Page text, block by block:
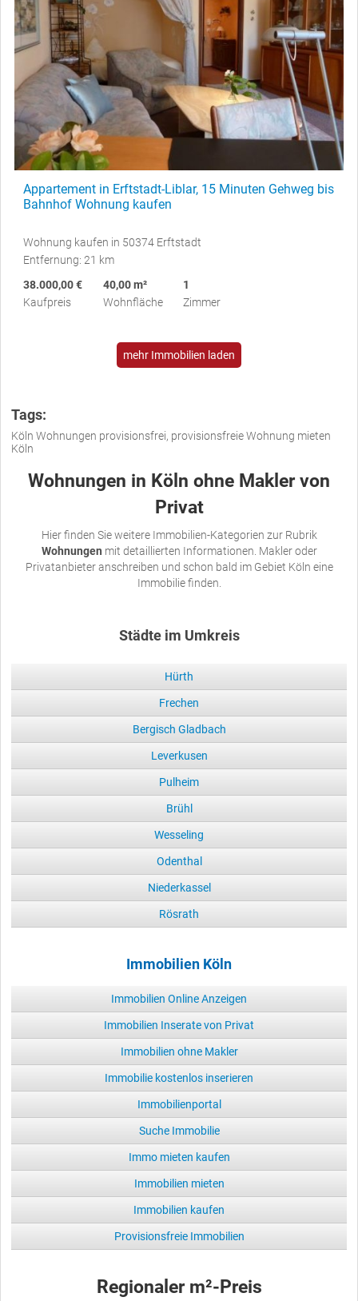
Appartement in Erftstadt-Liblar, 15 Minuten Gehweg bis
Bahnhof Wohnung kaufen
Wohnung kaufen in 50374 Erftstadt
Entfernung: 21 km
38.000,00 €
Kaufpreis
40,00 m²
Wohnfläche
1
Zimmer
mehr Immobilien laden
Tags:
Köln Wohnungen provisionsfrei, provisionsfreie Wohnung mieten
Köln
Wohnungen in Köln ohne Makler von
Privat
Hier finden Sie weitere Immobilien-Kategorien zur Rubrik
Wohnungen mit detaillierten Informationen. Makler oder
Privatanbieter anschreiben und schon bald im Gebiet Köln eine
Immobilie finden.
Städte im Umkreis
Hürth
Frechen
Bergisch Gladbach
Leverkusen
Pulheim
Brühl
Wesseling
Odenthal
Niederkassel
Rösrath
Immobilien Köln
Immobilien Online Anzeigen
Immobilien Inserate von Privat
Immobilien ohne Makler
Immobilie kostenlos inserieren
Immobilienportal
Suche Immobilie
Immo mieten kaufen
Immobilien mieten
Immobilien kaufen
Provisionsfreie Immobilien
Regionaler m²-Preis